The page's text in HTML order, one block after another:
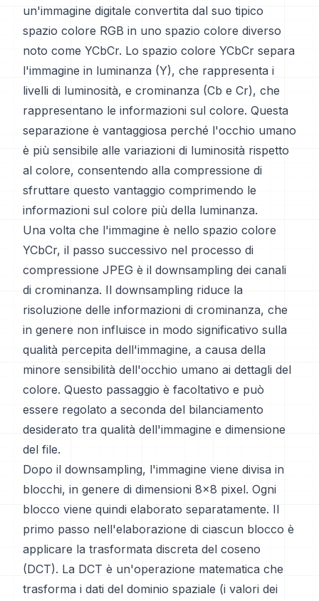
un'immagine digitale convertita dal suo tipico
spazio colore RGB in uno spazio colore diverso
noto come YCbCr. Lo spazio colore YCbCr separa
l'immagine in luminanza (Y), che rappresenta i
livelli di luminosità, e crominanza (Cb e Cr), che
rappresentano le informazioni sul colore. Questa
separazione è vantaggiosa perché l'occhio umano
è più sensibile alle variazioni di luminosità rispetto
al colore, consentendo alla compressione di
sfruttare questo vantaggio comprimendo le
informazioni sul colore più della luminanza.
Una volta che l'immagine è nello spazio colore
YCbCr, il passo successivo nel processo di
compressione JPEG è il downsampling dei canali
di crominanza. Il downsampling riduce la
risoluzione delle informazioni di crominanza, che
in genere non influisce in modo significativo sulla
qualità percepita dell'immagine, a causa della
minore sensibilità dell'occhio umano ai dettagli del
colore. Questo passaggio è facoltativo e può
essere regolato a seconda del bilanciamento
desiderato tra qualità dell'immagine e dimensione
del file.
Dopo il downsampling, l'immagine viene divisa in
blocchi, in genere di dimensioni 8x8 pixel. Ogni
blocco viene quindi elaborato separatamente. Il
primo passo nell'elaborazione di ciascun blocco è
applicare la trasformata discreta del coseno
(DCT). La DCT è un'operazione matematica che
trasforma i dati del dominio spaziale (i valori dei